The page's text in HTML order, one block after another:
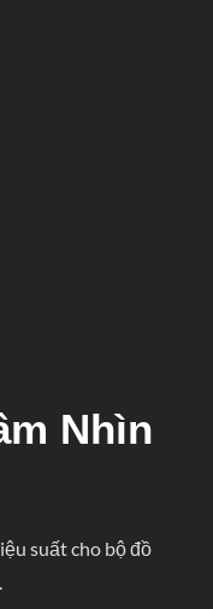
Nhìn
suất cho bộ đồ